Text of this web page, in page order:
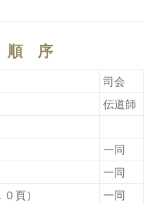
序
司会
伝道師
一同
一同
頁）
一同